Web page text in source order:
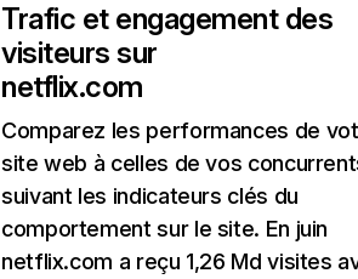
Trafic et engagement des
visiteurs sur
netflix.com
Comparez les performances de
site web à celles de vos
suivant les indicateurs clés du
comportement sur le site. En juin
netflix.com a reçu 1,26 Md visites